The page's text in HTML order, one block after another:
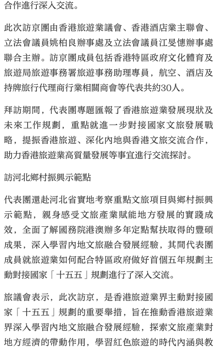
合作進行深入交流。
此次訪京團由香港旅遊業議會、香港酒店業主聯會、
立法會議員姚柏良辦事處及立法會議員江旻憓辦事處
聯合主辦。訪京團成員包括香港特區政府文化體育及
旅遊局旅遊事務署旅遊事務助理專員，航空、酒店及
持牌旅行代理商行業相關商會等代表共約30人。
拜訪期間，代表團專題匯報了香港旅遊業發展現狀及
未來工作規劃，重點就進一步對接國家文旅發展戰
略，提振香港旅遊、深化內地與香港文旅交流合作，
助力香港旅遊業高質量發展等事宜進行交流探討。
訪河北鄉村振興示範點
代表團還赴河北省實地考察重點文旅項目與鄉村振興
示範點，親身感受文旅產業賦能地方發展的實踐成
效，全面了解國務院港澳辦多年定點幫扶取得的豐碩
成果，深入學習內地文旅融合發展經驗，其間代表團
成員就旅遊業如何配合特區政府做好首個五年規劃主
動對接國家「十五五」規劃進行了深入交流。
旅議會表示，此次訪京，是香港旅遊業界主動對接國
家「十五五」規劃的重要舉措，旨在推動香港旅遊業
界深入學習內地文旅融合發展經驗，探索文旅產業對
地方經濟的帶動作用，學習紅色旅遊的時代內涵與教